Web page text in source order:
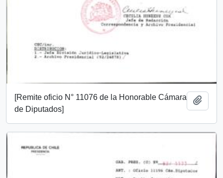
[Remite oficio N° 11076 de la Honorable Cámara
de Diputados]